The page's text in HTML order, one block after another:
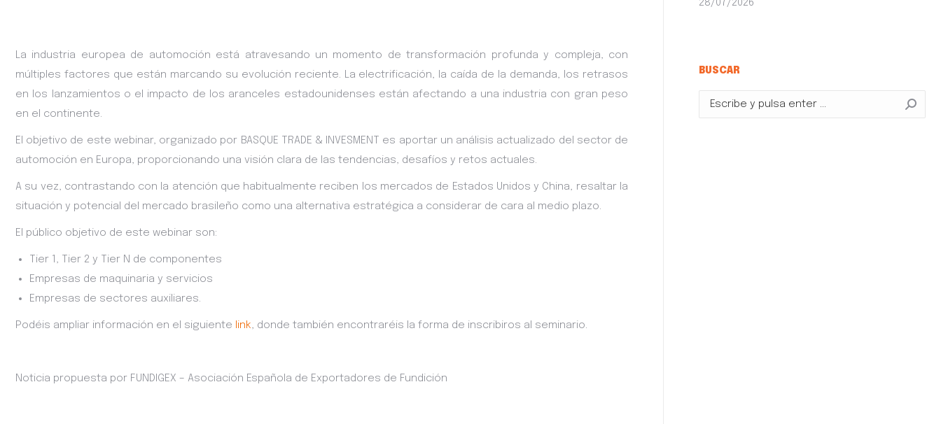
La industria europea de automoción está atravesando un momento de transformación profunda y compleja, con
múltiples factores que están marcando su evolución reciente. La electrificación, la caída de la demanda, los retrasos
en los lanzamientos o el impacto de los aranceles estadounidenses están afectando a una industria con gran peso
en el continente.
El objetivo de este webinar, organizado por BASQUE TRADE & INVESMENT es aportar un análisis actualizado del sector de
automoción en Europa, proporcionando una visión clara de las tendencias, desafíos y retos actuales.
A su vez, contrastando con la atención que habitualmente reciben los mercados de Estados Unidos y China, resaltar la
situación y potencial del mercado brasileño como una alternativa estratégica a considerar de cara al medio plazo.
El público objetivo de este webinar son:
Tier 1, Tier 2 y Tier N de componentes
Empresas de maquinaria y servicios
Empresas de sectores auxiliares.
Podéis ampliar información en el siguiente link, donde también encontraréis la forma de inscribiros al seminario.
Noticia propuesta por FUNDIGEX – Asociación Española de Exportadores de Fundición
28/07/2026
BUSCAR
Buscar: